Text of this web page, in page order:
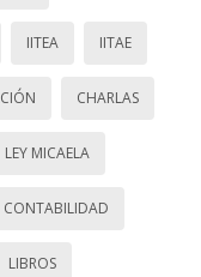
IITEA IITAE
CHARLAS
LEY MICAELA
CONTABILIDAD
LIBROS